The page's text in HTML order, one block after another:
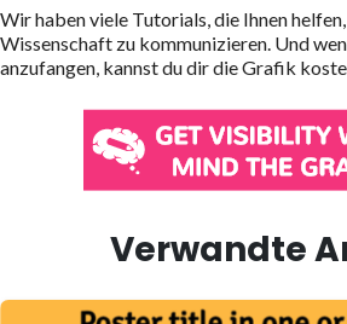
Wir haben viele Tutorials, die Ihnen
Wissenschaft zu kommunizieren. Und
anzufangen, kannst du dir die Grafik
Verwandte